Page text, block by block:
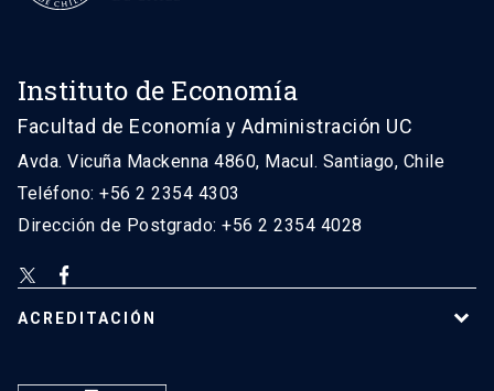
Instituto de Economía
Facultad de Economía y Administración UC
Avda. Vicuña Mackenna 4860, Macul. Santiago, Chile
Teléfono: +56 2 2354 4303
Dirección de Postgrado: +56 2 2354 4028
ACREDITACIÓN